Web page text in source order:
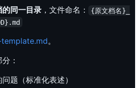
的同一目录 ，文件命名：
{原文档名}_
。
：
题（标准化表述）